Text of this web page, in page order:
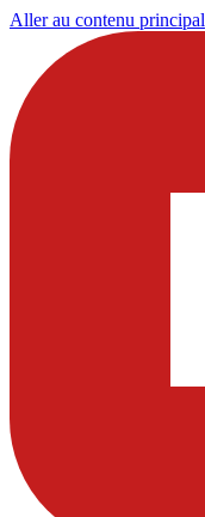
Aller au contenu principal